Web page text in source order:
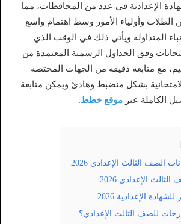
الإعدادية في عدد من المحافظات، مما
الطلاب وأولياء الأمور وسط اهتمام واسع
المتداولة ويأتي ذلك في الوقت الذي
وفق الجداول الرسمية المعتمدة من
مع متابعة دقيقة من الجهات المختصة
بشكل منضبط وهادئ ويمكن متابعة
الكاملة عبر موقع خطط.
الصف الثالث الإعدادي 2026
الإعدادي 2026
الإعدادية 2026
للصف الثالث الإعدادي؟